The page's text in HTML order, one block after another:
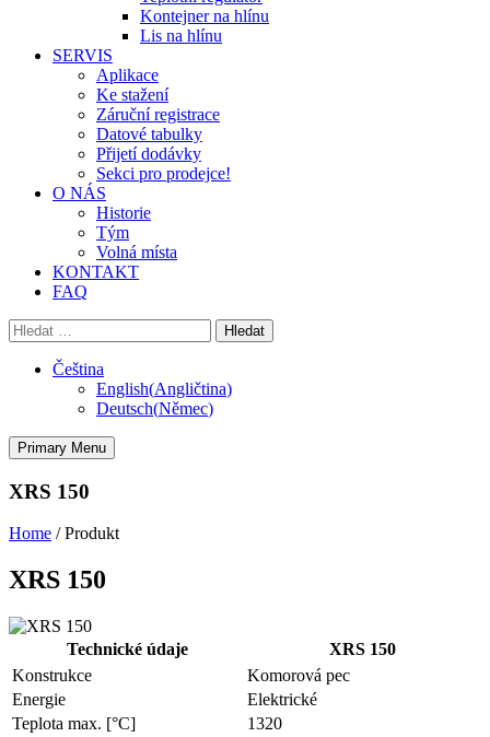
Kontejner na hlínu
Lis na hlínu
SERVIS
Aplikace
Ke stažení
Záruční registrace
Datové tabulky
Přijetí dodávky
Sekci pro prodejce!
O NÁS
Historie
Tým
Volná místa
KONTAKT
FAQ
Vyhledávání
Čeština
English(Angličtina)
Deutsch(Němec)
Primary Menu
XRS 150
Home /Produkt
XRS 150
Technické údaje
XRS 150
Konstrukce
Komorová pec
Energie
Elektrické
Teplota max. [°C]
1320